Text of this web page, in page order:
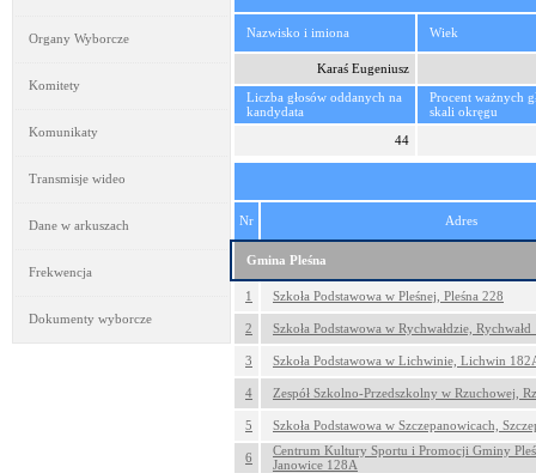
Organy Wyborcze
Komitety
Komunikaty
Transmisje wideo
Dane w arkuszach
Frekwencja
Dokumenty wyborcze
Nazwisko i imiona Wiek
Karaś Eugeniusz
Liczba głosów oddanych na
kandydata
Procent ważnych
skali okręgu
44
Nr Adres
Gmina Pleśna
1 Szkoła Podstawowa w Pleśnej, Pleśna 228
2 Szkoła Podstawowa w Rychwałdzie, Rychwałd
3 Szkoła Podstawowa w Lichwinie, Lichwin
4 Zespół Szkolno-Przedszkolny w Rzuchowej,
5 Szkoła Podstawowa w Szczepanowicach,
6
Centrum Kultury Sportu i Promocji Gminy
Janowice 128A